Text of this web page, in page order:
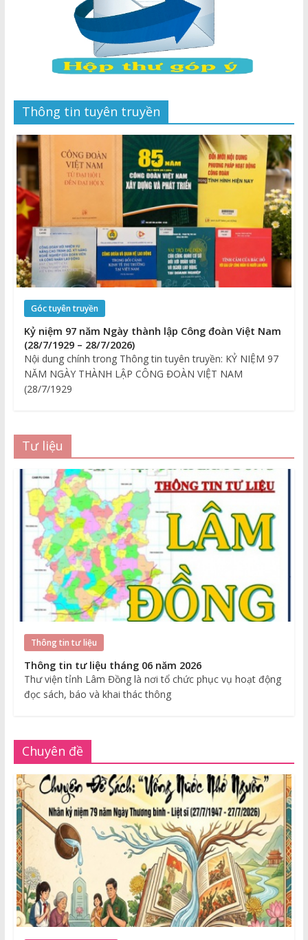
Thông tin tuyên truyền
Góc tuyên truyền
Kỷ niệm 97 năm Ngày thành lập Công đoàn Việt Nam
(28/7/1929 – 28/7/2026)
Nội dung chính trong Thông tin tuyên truyền: KỶ NIỆM 97
NĂM NGÀY THÀNH LẬP CÔNG ĐOÀN VIỆT NAM
(28/7/1929
Tư liệu
Thông tin tư liệu
Thông tin tư liệu tháng 06 năm 2026
Thư viện tỉnh Lâm Đồng là nơi tổ chức phục vụ hoạt động
đọc sách, báo và khai thác thông
Chuyên đề